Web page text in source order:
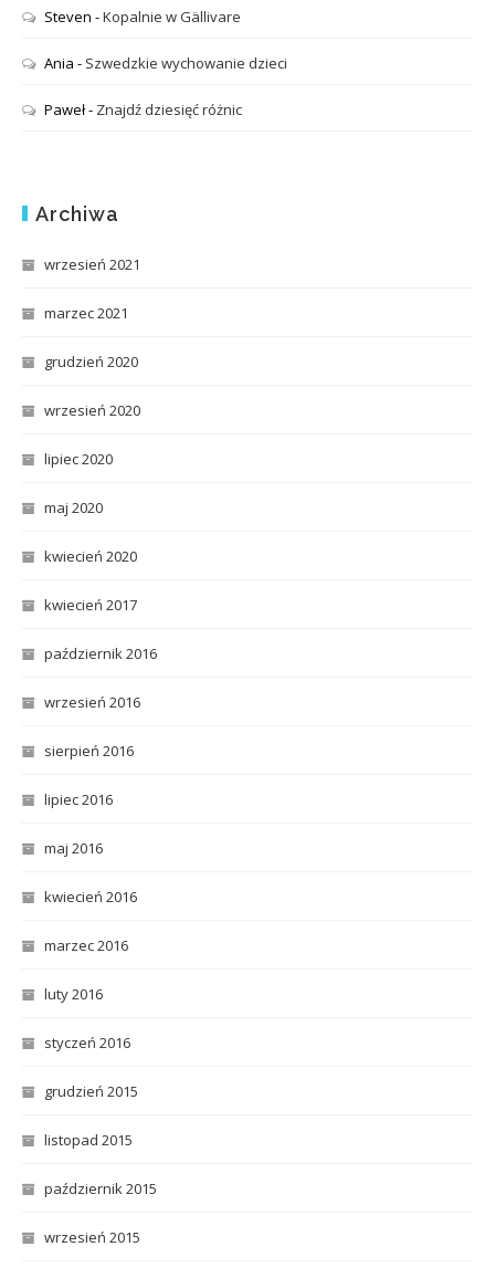
Steven -Kopalnie w Gällivare
Ania - Szwedzkie wychowanie dzieci
Paweł- Znajdź dziesięć różnic
Archiwa
wrzesień 2021
marzec 2021
grudzień 2020
wrzesień 2020
lipiec 2020
maj 2020
kwiecień 2020
kwiecień 2017
październik 2016
wrzesień 2016
sierpień 2016
lipiec 2016
maj 2016
kwiecień 2016
marzec 2016
luty 2016
styczeń 2016
grudzień 2015
listopad 2015
październik 2015
wrzesień 2015